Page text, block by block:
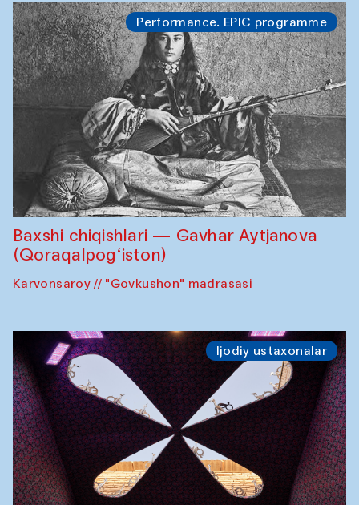
Performance. EPIC programme
Baxshi chiqishlari — Gavhar Aytjanova
(Qoraqalpog‘iston)
Karvonsaroy // "Govkushon" madrasasi
Ijodiy ustaxonalar